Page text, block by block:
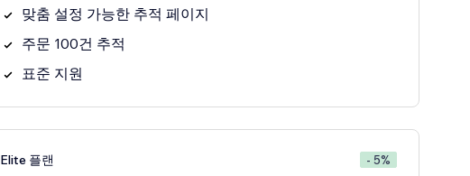
맞춤 설정 가능한 추적 페이지
주문 100건 추적
표준 지원
Elite 플랜 - 5%